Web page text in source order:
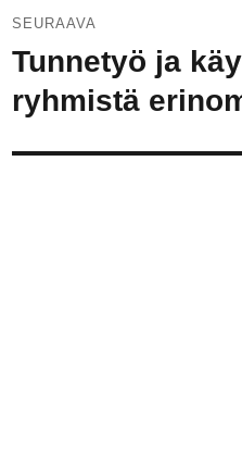
SEURAAVA
Seuraava
artikkeli:
Tunnetyö ja
ryhmistä